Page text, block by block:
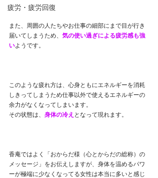
疲労・疲労回復
また、周囲の人たちやお仕事の細部にまで目が行き
届いてしまうため、 気の使い過ぎによる疲労感も強
いようです。
このような疲れ方は、心身ともにエネルギーを消耗
しきってしまうため仕事以外で使えるエネルギーの
余力がなくなってしまいます。
その状態は、 身体の冷え となって現れます。
香庵ではよく「おからだ様（心とからだの総称）の
メッセージ」をお伝えしますが、身体を温めるパワ
ーが極端に少なくなってる女性は本当に多いと感じ